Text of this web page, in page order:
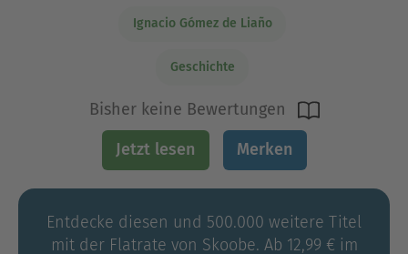
Ignacio Gómez de Liaño
Geschichte
Bisher keine Bewertungen
Jetzt lesen Merken
Entdecke diesen und 500.000 weitere Titel
mit der Flatrate von Skoobe. Ab 12,99 € im